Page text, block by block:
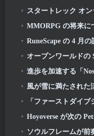
スタートレック オンラインでファースト コンタ
MMORPG の将来に
RuneScape の 4 月の計
オープンワールドの StarCraft シュー
進歩を加速する「NosFire
風が雪に満たされた涼州と出会う
「ファーストダイブシ
Hoyoverse が次の
ソウルフレームが前